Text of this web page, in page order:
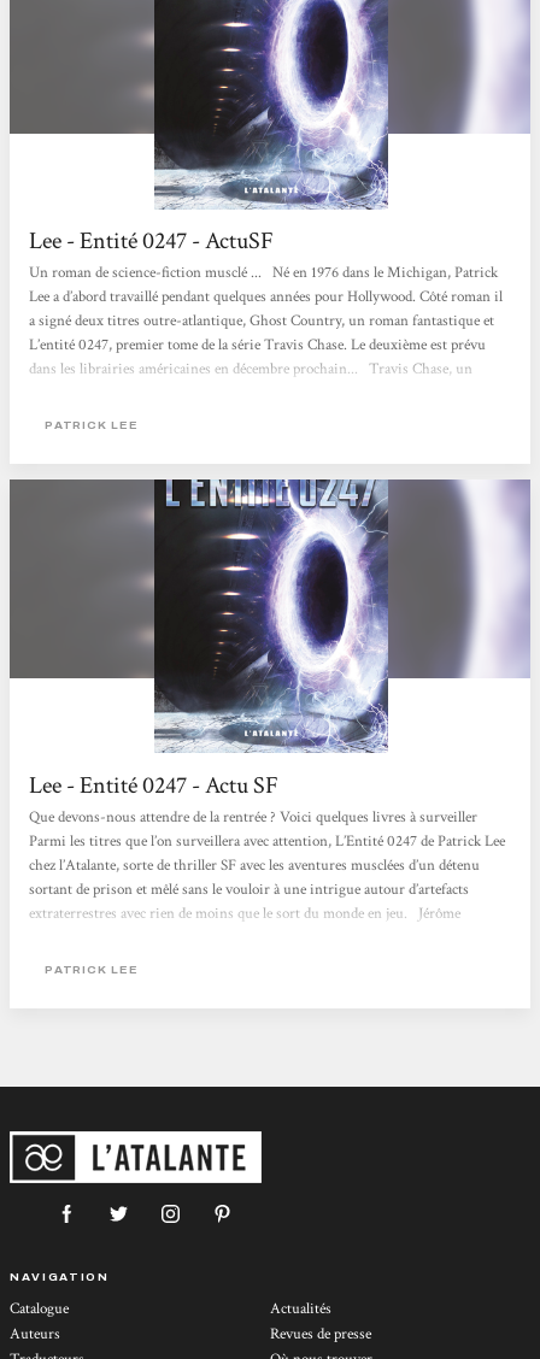
Lee - Entité 0247 - ActuSF
Un roman de science-fiction musclé ... Né en 1976 dans le Michigan, Patrick
Lee a d’abord travaillé pendant quelques années pour Hollywood. Côté roman il
a signé deux titres outre-atlantique, Ghost Country, un roman fantastique et
L’entité 0247, premier tome de la série Travis Chase. Le deuxième est prévu
dans les librairies américaines en décembre prochain... Travis Chase, un
l’ombre, Travis s’offre une petite balade dans le massif montagneux...
PATRICK LEE
Lee - Entité 0247 - Actu SF
Que devons-nous attendre de la rentrée ? Voici quelques livres à surveiller
Parmi les titres que l’on surveillera avec attention, L’Entité 0247 de Patrick Lee
chez l’Atalante, sorte de thriller SF avec les aventures musclées d’un détenu
sortant de prison et mêlé sans le vouloir à une intrigue autour d’artefacts
extraterrestres avec rien de moins que le sort du monde en jeu. Jérôme
PATRICK LEE
NAVIGATION
Catalogue
Auteurs
Actualités
Revues de presse